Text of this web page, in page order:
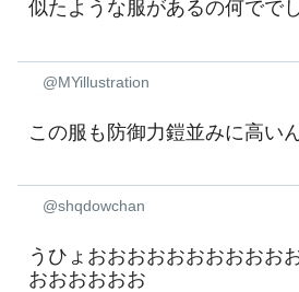
似たような服があるの何でで
@MYillustration
この服も防御力鎧並みに高い
@shqdowchan
うひょおおおおおおおおおお
おおおおおお